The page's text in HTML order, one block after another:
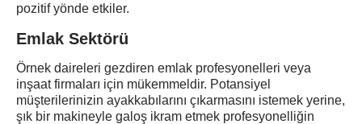
pozitif yönde etkiler.
Emlak Sektörü
Örnek daireleri gezdiren emlak profesyonelleri veya
inşaat firmaları için mükemmeldir. Potansiyel
müşterilerinizin ayakkabılarını çıkarmasını istemek yerine,
şık bir makineyle galoş ikram etmek profesyonelliğin